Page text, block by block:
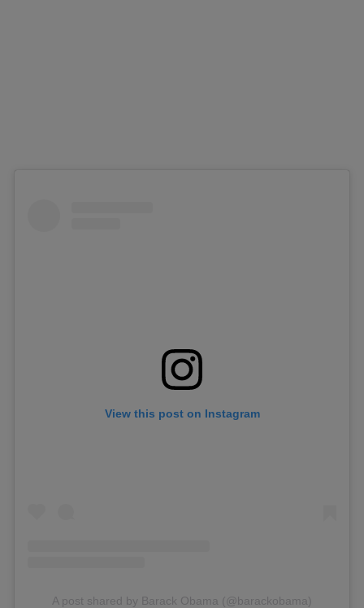
View this post on Instagram
A post shared by Barack Obama (@barackobama)